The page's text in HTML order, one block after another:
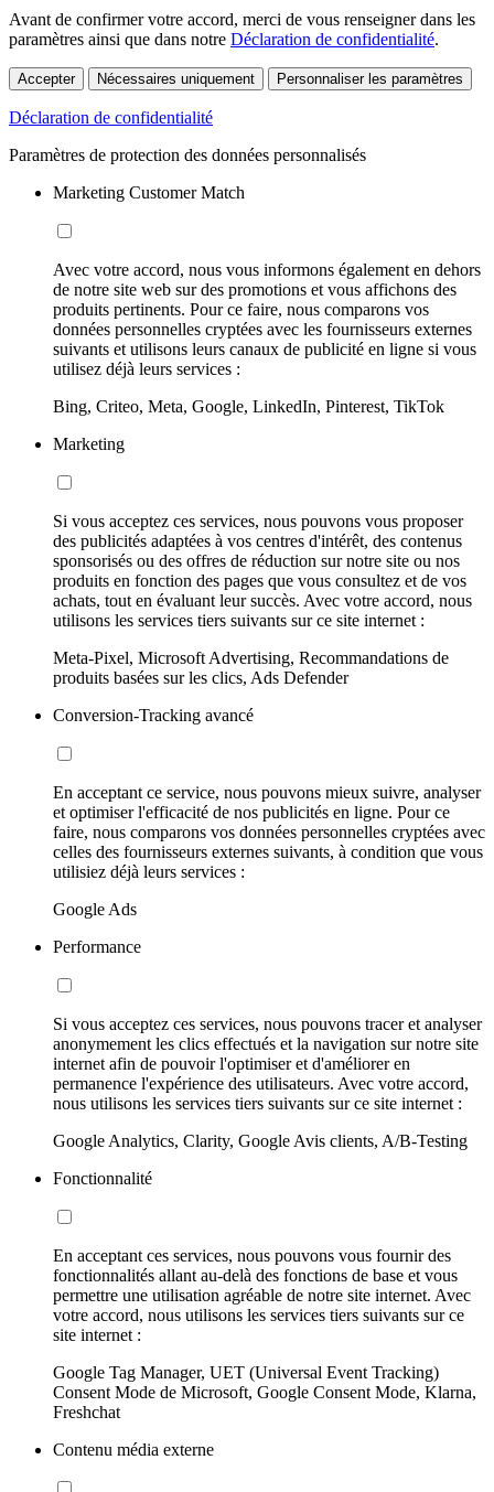
Avant de confirmer votre accord, merci de vous renseigner dans les
paramètres ainsi que dans notre Déclaration de confidentialité.
Accepter Nécessaires uniquement Personnaliser les paramètres
Déclaration de confidentialité
Paramètres de protection des données personnalisés
Marketing Customer Match
Avec votre accord, nous vous informons également en dehors
de notre site web sur des promotions et vous affichons des
produits pertinents. Pour ce faire, nous comparons vos
données personnelles cryptées avec les fournisseurs externes
suivants et utilisons leurs canaux de publicité en ligne si vous
utilisez déjà leurs services :
Bing, Criteo, Meta, Google, LinkedIn, Pinterest, TikTok
Marketing
Si vous acceptez ces services, nous pouvons vous proposer
des publicités adaptées à vos centres d'intérêt, des contenus
sponsorisés ou des offres de réduction sur notre site ou nos
produits en fonction des pages que vous consultez et de vos
achats, tout en évaluant leur succès. Avec votre accord, nous
utilisons les services tiers suivants sur ce site internet :
Meta-Pixel, Microsoft Advertising, Recommandations de
produits basées sur les clics, Ads Defender
Conversion-Tracking avancé
En acceptant ce service, nous pouvons mieux suivre, analyser
et optimiser l'efficacité de nos publicités en ligne. Pour ce
faire, nous comparons vos données personnelles cryptées avec
celles des fournisseurs externes suivants, à condition que vous
utilisiez déjà leurs services :
Google Ads
Performance
Si vous acceptez ces services, nous pouvons tracer et analyser
anonymement les clics effectués et la navigation sur notre site
internet afin de pouvoir l'optimiser et d'améliorer en
permanence l'expérience des utilisateurs. Avec votre accord,
nous utilisons les services tiers suivants sur ce site internet :
Google Analytics, Clarity, Google Avis clients, A/B-Testing
Fonctionnalité
En acceptant ces services, nous pouvons vous fournir des
fonctionnalités allant au-delà des fonctions de base et vous
permettre une utilisation agréable de notre site internet. Avec
votre accord, nous utilisons les services tiers suivants sur ce
site internet :
Google Tag Manager, UET (Universal Event Tracking)
Consent Mode de Microsoft, Google Consent Mode, Klarna,
Freshchat
Contenu média externe